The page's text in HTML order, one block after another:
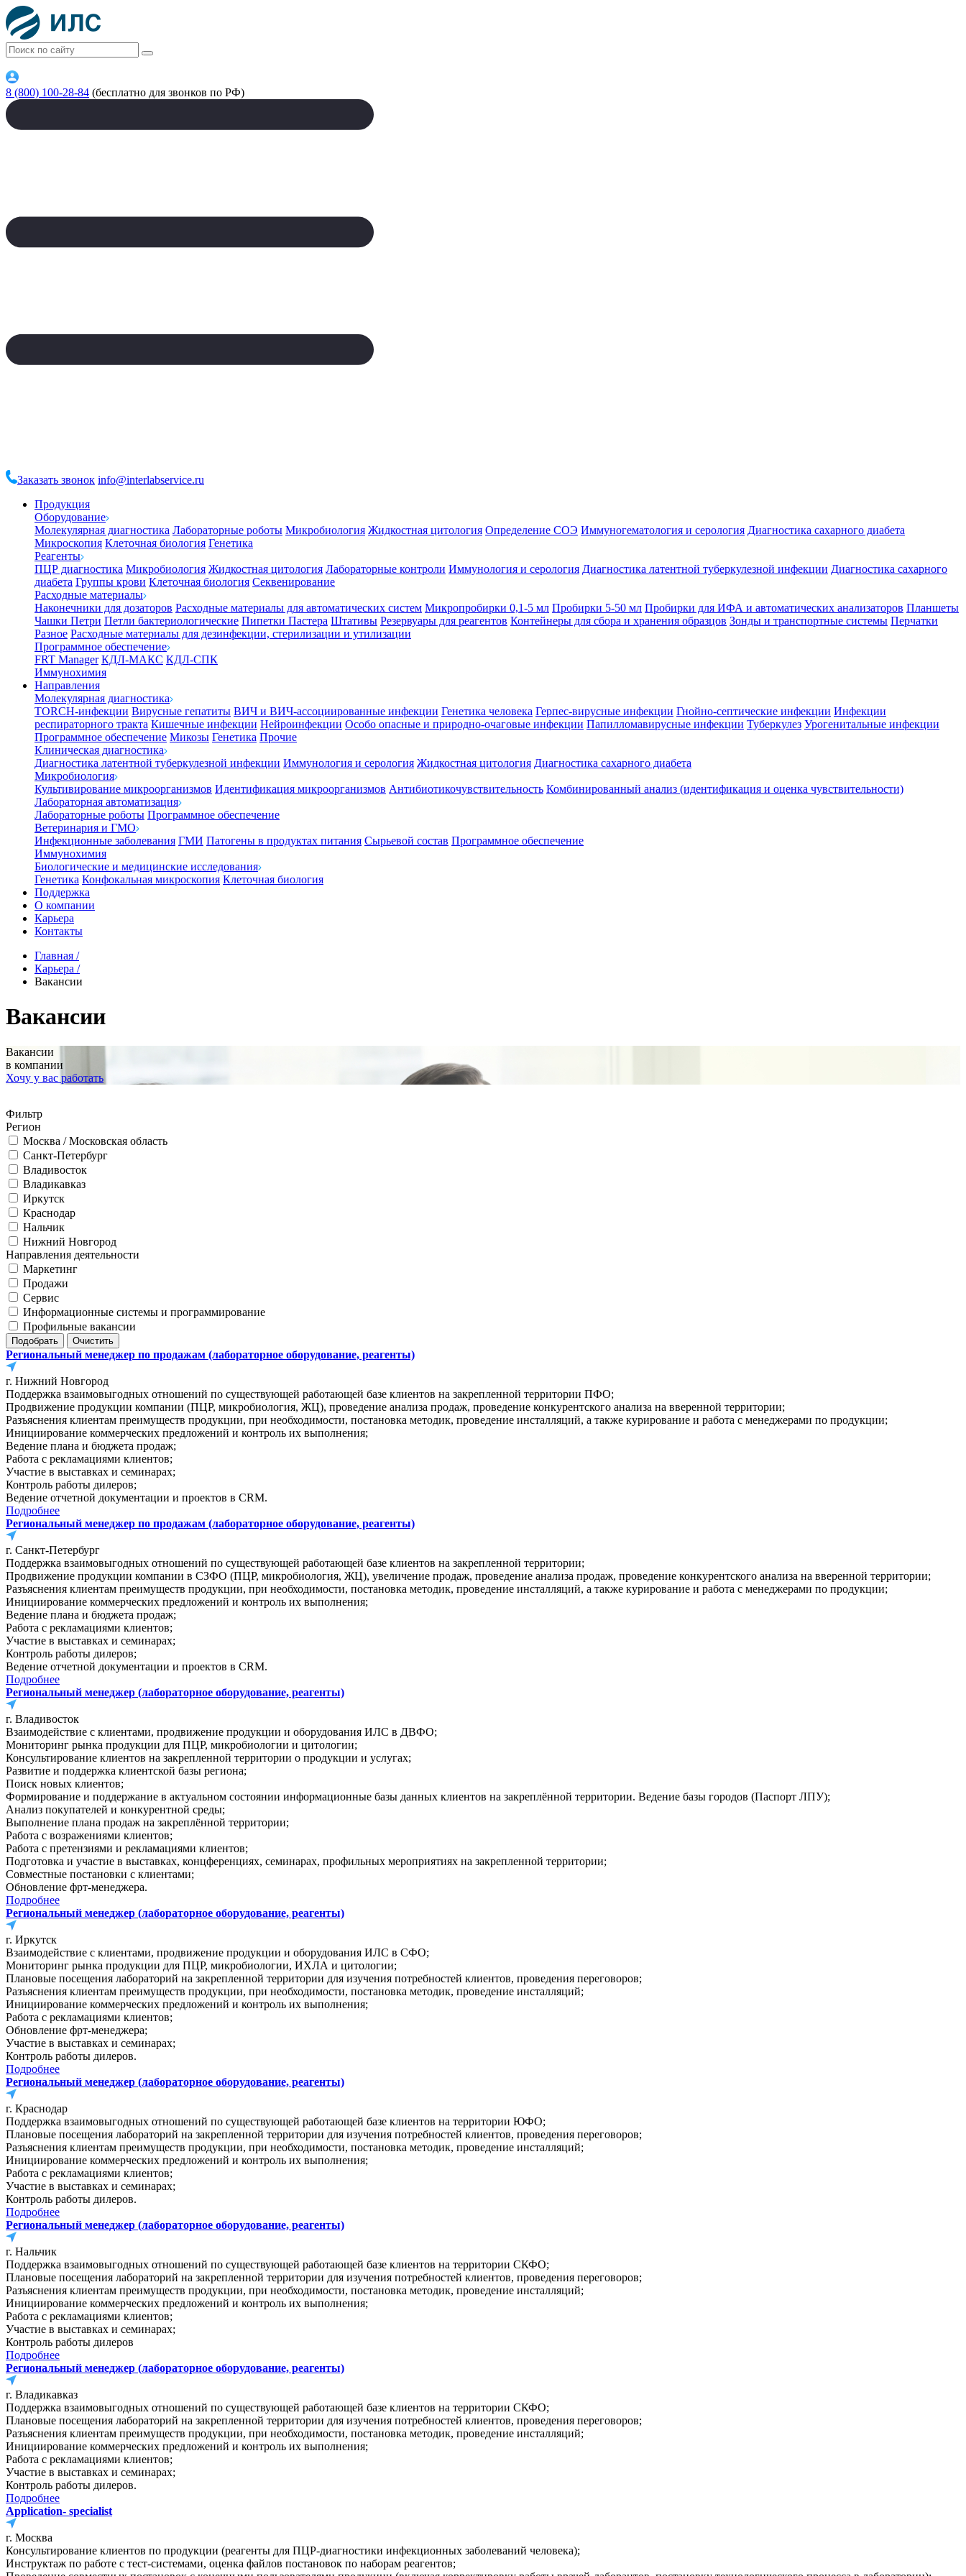
8 (800) 100-28-84 (бесплатно для звонков по РФ)
Заказать звонок info@interlabservice.ru
Продукция
Оборудование
Молекулярная диагностика Лабораторные роботы Микробиология Жидкостная цитология Определение СОЭ Иммуногематология и серология Диагностика сахарного диабета
Микроскопия Клеточная биология Генетика
Реагенты
ПЦР диагностика Микробиология Жидкостная цитология Лабораторные контроли Иммунология и серология Диагностика латентной туберкулезной инфекции Диагностика сахарного
диабета Группы крови Клеточная биология Секвенирование
Расходные материалы
Наконечники для дозаторов Расходные материалы для автоматических систем Микропробирки 0,1-5 мл Пробирки 5-50 мл Пробирки для ИФА и автоматических анализаторов Планшеты
Чашки Петри Петли бактериологические Пипетки Пастера Штативы Резервуары для реагентов Контейнеры для сбора и хранения образцов Зонды и транспортные системы Перчатки
Разное Расходные материалы для дезинфекции, стерилизации и утилизации
Программное обеспечение
FRT Manager КДЛ-МАКС КДЛ-СПК
Иммунохимия
Направления
Молекулярная диагностика
TORCH-инфекции Вирусные гепатиты ВИЧ и ВИЧ-ассоциированные инфекции Генетика человека Герпес-вирусные инфекции Гнойно-септические инфекции Инфекции
респираторного тракта Кишечные инфекции Нейроинфекции Особо опасные и природно-очаговые инфекции Папилломавирусные инфекции Туберкулез Урогенитальные инфекции
Программное обеспечение Микозы Генетика Прочие
Клиническая диагностика
Диагностика латентной туберкулезной инфекции Иммунология и серология Жидкостная цитология Диагностика сахарного диабета
Микробиология
Культивирование микроорганизмов Идентификация микроорганизмов Антибиотикочувствительность Комбинированный анализ (идентификация и оценка чувствительности)
Лабораторная автоматизация
Лабораторные роботы Программное обеспечение
Ветеринария и ГМО
Инфекционные заболевания ГМИ Патогены в продуктах питания Сырьевой состав Программное обеспечение
Иммунохимия
Биологические и медицинские исследования
Генетика Конфокальная микроскопия Клеточная биология
Поддержка
О компании
Карьера
Контакты
Главная /
Карьера /
Вакансии
Вакансии
Вакансии
в компании
Хочу у вас работать
Фильтр
Регион
Москва / Московская область
Санкт-Петербург
Владивосток
Владикавказ
Иркутск
Краснодар
Нальчик
Нижний Новгород
Направления деятельности
Маркетинг
Продажи
Сервис
Информационные системы и программирование
Профильные вакансии
Региональный менеджер по продажам (лабораторное оборудование, реагенты)
г. Нижний Новгород
Поддержка взаимовыгодных отношений по существующей работающей базе клиентов на закрепленной территории ПФО;
Продвижение продукции компании (ПЦР, микробиология, ЖЦ), проведение анализа продаж, проведение конкурентского анализа на вверенной территории;
Разъяснения клиентам преимуществ продукции, при необходимости, постановка методик, проведение инсталляций, а также курирование и работа с менеджерами по продукции;
Инициирование коммерческих предложений и контроль их выполнения;
Ведение плана и бюджета продаж;
Работа с рекламациями клиентов;
Участие в выставках и семинарах;
Контроль работы дилеров;
Ведение отчетной документации и проектов в CRM.
Подробнее
Региональный менеджер по продажам (лабораторное оборудование, реагенты)
г. Санкт-Петербург
Поддержка взаимовыгодных отношений по существующей работающей базе клиентов на закрепленной территории;
Продвижение продукции компании в СЗФО (ПЦР, микробиология, ЖЦ), увеличение продаж, проведение анализа продаж, проведение конкурентского анализа на вверенной территории;
Разъяснения клиентам преимуществ продукции, при необходимости, постановка методик, проведение инсталляций, а также курирование и работа с менеджерами по продукции;
Инициирование коммерческих предложений и контроль их выполнения;
Ведение плана и бюджета продаж;
Работа с рекламациями клиентов;
Участие в выставках и семинарах;
Контроль работы дилеров;
Ведение отчетной документации и проектов в CRM.
Подробнее
Региональный менеджер (лабораторное оборудование, реагенты)
г. Владивосток
Взаимодействие с клиентами, продвижение продукции и оборудования ИЛС в ДВФО;
Мониторинг рынка продукции для ПЦР, микробиологии и цитологии;
Консультирование клиентов на закрепленной территории о продукции и услугах;
Развитие и поддержка клиентской базы региона;
Поиск новых клиентов;
Формирование и поддержание в актуальном состоянии информационные базы данных клиентов на закреплённой территории. Ведение базы городов (Паспорт ЛПУ);
Анализ покупателей и конкурентной среды;
Выполнение плана продаж на закреплённой территории;
Работа с возражениями клиентов;
Работа с претензиями и рекламациями клиентов;
Подготовка и участие в выставках, концференциях, семинарах, профильных мероприятиях на закрепленной территории;
Совместные постановки с клиентами;
Обновление фрт-менеджера.
Подробнее
Региональный менеджер (лабораторное оборудование, реагенты)
г. Иркутск
Взаимодействие с клиентами, продвижение продукции и оборудования ИЛС в СФО;
Мониторинг рынка продукции для ПЦР, микробиологии, ИХЛА и цитологии;
Плановые посещения лабораторий на закрепленной территории для изучения потребностей клиентов, проведения переговоров;
Разъяснения клиентам преимуществ продукции, при необходимости, постановка методик, проведение инсталляций;
Инициирование коммерческих предложений и контроль их выполнения;
Работа с рекламациями клиентов;
Обновление фрт-менеджера;
Участие в выставках и семинарах;
Контроль работы дилеров.
Подробнее
Региональный менеджер (лабораторное оборудование, реагенты)
г. Краснодар
Поддержка взаимовыгодных отношений по существующей работающей базе клиентов на территории ЮФО;
Плановые посещения лабораторий на закрепленной территории для изучения потребностей клиентов, проведения переговоров;
Разъяснения клиентам преимуществ продукции, при необходимости, постановка методик, проведение инсталляций;
Инициирование коммерческих предложений и контроль их выполнения;
Работа с рекламациями клиентов;
Участие в выставках и семинарах;
Контроль работы дилеров.
Подробнее
Региональный менеджер (лабораторное оборудование, реагенты)
г. Нальчик
Поддержка взаимовыгодных отношений по существующей работающей базе клиентов на территории СКФО;
Плановые посещения лабораторий на закрепленной территории для изучения потребностей клиентов, проведения переговоров;
Разъяснения клиентам преимуществ продукции, при необходимости, постановка методик, проведение инсталляций;
Инициирование коммерческих предложений и контроль их выполнения;
Работа с рекламациями клиентов;
Участие в выставках и семинарах;
Контроль работы дилеров
Подробнее
Региональный менеджер (лабораторное оборудование, реагенты)
г. Владикавказ
Поддержка взаимовыгодных отношений по существующей работающей базе клиентов на территории СКФО;
Плановые посещения лабораторий на закрепленной территории для изучения потребностей клиентов, проведения переговоров;
Разъяснения клиентам преимуществ продукции, при необходимости, постановка методик, проведение инсталляций;
Инициирование коммерческих предложений и контроль их выполнения;
Работа с рекламациями клиентов;
Участие в выставках и семинарах;
Контроль работы дилеров.
Подробнее
Application- specialist
г. Москва
Консультирование клиентов по продукции (реагенты для ПЦР-диагностики инфекционных заболеваний человека);
Инструктаж по работе с тест-системами, оценка файлов постановок по наборам реагентов;